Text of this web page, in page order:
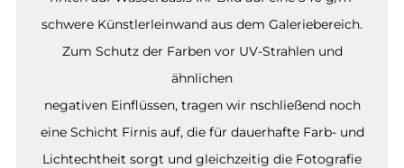
schwere Künstlerleinwand aus dem Galeriebereich.
Zum Schutz der Farben vor UV-Strahlen und
ähnlichen
negativen Einflüssen, tragen wir nschließend noch
eine Schicht Firnis auf, die für dauerhafte Farb- und
Lichtechtheit sorgt und gleichzeitig die Fotografie